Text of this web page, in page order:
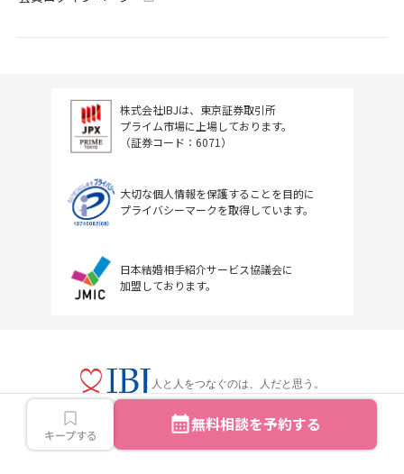
キープする 無料相談を予約する
株式会社IBJは、東京証券取引所
プライム市場に上場しております。
（証券コード：6071）
大切な個人情報を保護することを目的に
プライバシーマークを取得しています。
日本結婚相手紹介サービス協議会に
加盟しております。
人と人をつなぐのは、人だと思う。